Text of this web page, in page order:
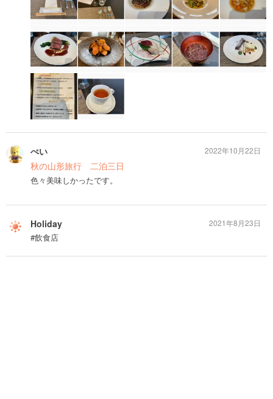
ぺい
秋の山形旅行 二泊三日
色々美味しかったです。
2022年10月22日
Holiday
#飲食店
2021年8月23日